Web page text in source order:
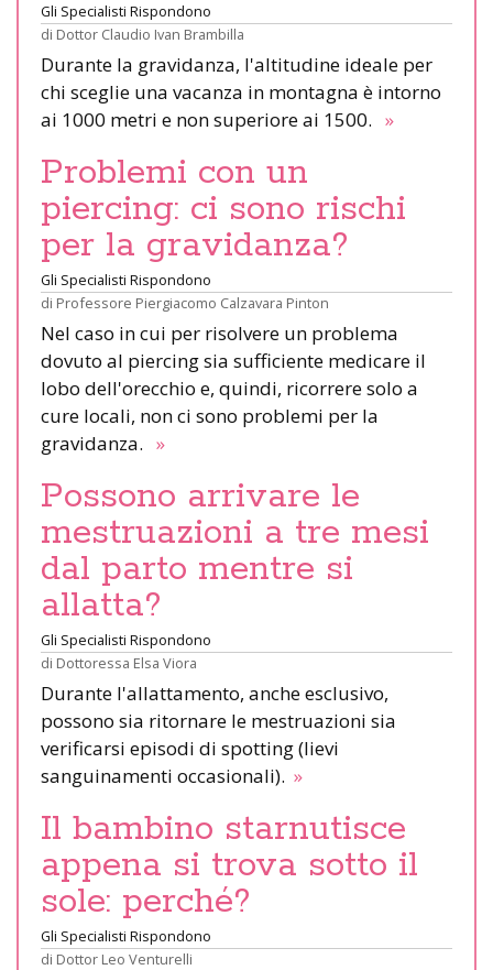
Gli Specialisti Rispondono
di Dottor Claudio Ivan Brambilla
Durante la gravidanza, l'altitudine ideale per
chi sceglie una vacanza in montagna è intorno
ai 1000 metri e non superiore ai 1500. »
Problemi con un
piercing: ci sono rischi
per la gravidanza?
Gli Specialisti Rispondono
di Professore Piergiacomo Calzavara Pinton
Nel caso in cui per risolvere un problema
dovuto al piercing sia sufficiente medicare il
lobo dell'orecchio e, quindi, ricorrere solo a
cure locali, non ci sono problemi per la
gravidanza. »
Possono arrivare le
mestruazioni a tre mesi
dal parto mentre si
allatta?
Gli Specialisti Rispondono
di Dottoressa Elsa Viora
Durante l'allattamento, anche esclusivo,
possono sia ritornare le mestruazioni sia
verificarsi episodi di spotting (lievi
sanguinamenti occasionali). »
Il bambino starnutisce
appena si trova sotto il
sole: perché?
Gli Specialisti Rispondono
di Dottor Leo Venturelli